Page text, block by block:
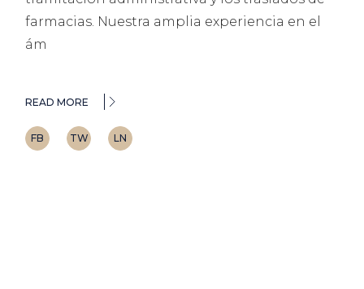
farmacias. Nuestra amplia experiencia en el
ám
READ MORE
FB TW LN